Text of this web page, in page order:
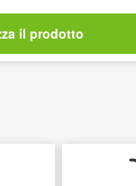
il prodotto